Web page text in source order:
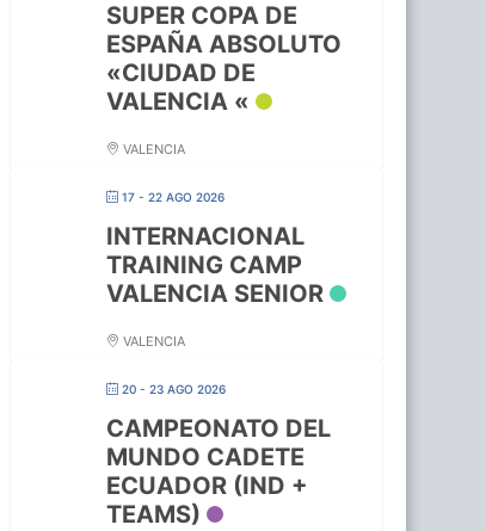
SUPER COPA DE
ESPAÑA ABSOLUTO
«CIUDAD DE
VALENCIA «
VALENCIA
17 - 22 AGO 2026
INTERNACIONAL
TRAINING CAMP
VALENCIA SENIOR
VALENCIA
20 - 23 AGO 2026
CAMPEONATO DEL
MUNDO CADETE
ECUADOR (IND +
TEAMS)